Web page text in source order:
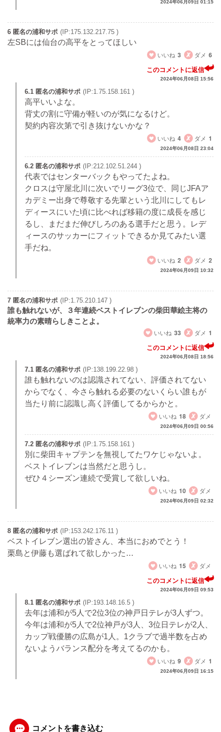
2024年06月09日 01:15
6 匿名の浦和サポ (IP:175.132.217.75 )
左SBには仙台の高平をとってほしい
いいね 3 ダメ 6
このコメントに返信
2024年06月08日 15:56
6.1 匿名の浦和サポ (IP:1.75.158.161 )
高平いいよな。
背丈の割に守備が軽いのが気になるけど。
契約内容次第で引き抜けないかな？
いいね 4 ダメ 1
2024年06月08日 23:04
6.2 匿名の浦和サポ (IP:212.102.51.244 )
代表ではセンターバックもやってたよね。
クロスは守屋北川に次いでリーグ3位で、同じJFAア
カデミー出身で尊敬する先輩という北川にしてもレ
ディースにいた頃に比べれば移籍の度に成長を感じ
るし、まだまだ伸びしろのある選手だと思う。レデ
ィースのサッカーにフィットできるか見てみたい選
手だね。
いいね 2 ダメ 2
2024年06月09日 10:32
7 匿名の浦和サポ (IP:1.75.210.147 )
誰も触れないが、３年連続ベストイレブンの柴田華絵主将の
統率力の素晴らしきことよ。
いいね 33 ダメ 1
このコメントに返信
2024年06月08日 18:56
7.1 匿名の浦和サポ (IP:138.199.22.98 )
誰も触れないのは認識されてない、評価されてない
からでなく、今さら触れる必要のないくらい誰もが
当たり前に認識し高く評価してるからかと。
いいね 18 ダメ
2024年06月09日 00:56
7.2 匿名の浦和サポ (IP:1.75.158.161 )
別に柴田キャプテンを無視してたワケじゃないよ。
ベストイレブンは当然だと思うし。
ぜひ４シーズン連続で受賞して欲しいね。
いいね 10 ダメ
2024年06月09日 02:32
8 匿名の浦和サポ (IP:153.242.176.11 )
ベストイレブン選出の皆さん、本当におめでとう！
栗島と伊藤も選ばれて欲しかった…
いいね 15 ダメ
このコメントに返信
2024年06月09日 09:53
8.1 匿名の浦和サポ (IP:193.148.16.5 )
去年は浦和が5人で2位3位の神戸日テレが3人ずつ。
今年は浦和が5人で2位神戸が3人、3位日テレが2人、
カップ戦優勝の広島が1人。1クラブで過半数を占め
ないようバランス配分を考えてるのかも。
いいね 9 ダメ 1
2024年06月09日 16:15
コメントを書き込む